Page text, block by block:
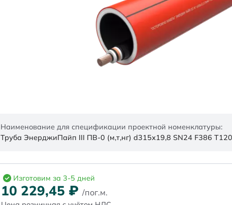
Наименование для спецификации проектной номенклатуры:
Труба ЭнерджиПайп III ПВ-0 (м,т,нг) d315х19,8 SN24 F386
Изготовим за 3-5 дней
10 229,45 ₽ /пог.м.